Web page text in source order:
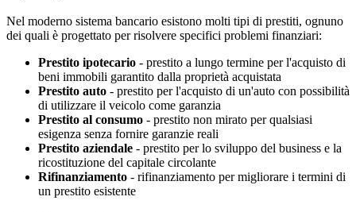
Nel moderno sistema bancario esistono molti tipi di prestiti, ognuno
dei quali è progettato per risolvere specifici problemi finanziari:
Prestito ipotecario - prestito a lungo termine per l'acquisto di
beni immobili garantito dalla proprietà acquistata
Prestito auto - prestito per l'acquisto di un'auto con possibilità
di utilizzare il veicolo come garanzia
Prestito al consumo - prestito non mirato per qualsiasi
esigenza senza fornire garanzie reali
Prestito aziendale - prestito per lo sviluppo del business e la
ricostituzione del capitale circolante
Rifinanziamento - rifinanziamento per migliorare i termini di
un prestito esistente